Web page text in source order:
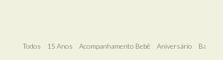
Todos 15 Anos Acompanhamento Bebê Aniversário Banho